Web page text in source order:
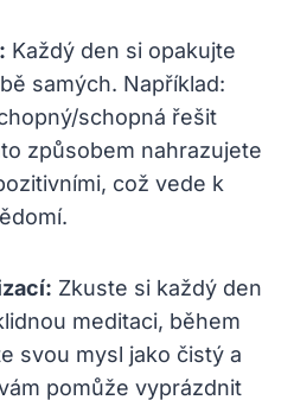
Každý den si opakujte
samých. Například:
schopná řešit
způsobem nahrazujete
což vede k
Zkuste si každý den
meditaci, během
svou mysl jako čistý a
pomůže vyprázdnit